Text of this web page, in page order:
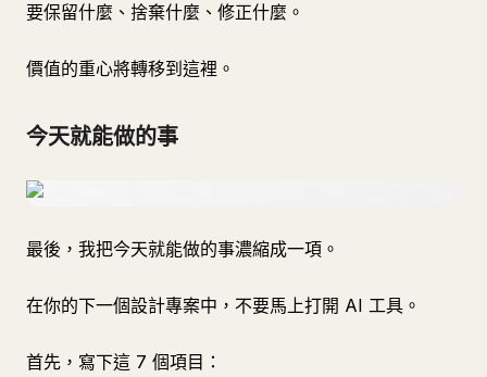
要保留什麼、捨棄什麼、修正什麼。
價值的重心將轉移到這裡。
今天就能做的事
最後，我把今天就能做的事濃縮成一項。
在你的下一個設計專案中，不要馬上打開 AI 工具。
首先，寫下這 7 個項目：